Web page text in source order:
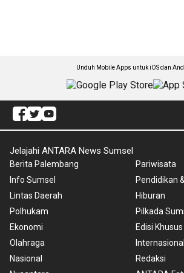
Unduh Mobile Apps untuk iOS dan
Jelajahi ANTARA News Sumsel
Berita Palembang
Info Sumsel
Lintas Daerah
Polhukam
Ekonomi
Olahraga
Nasional
Pariwisata
Pendidikan
Hiburan
Pilkada
Edisi Khusus
Internasional
Redaksi